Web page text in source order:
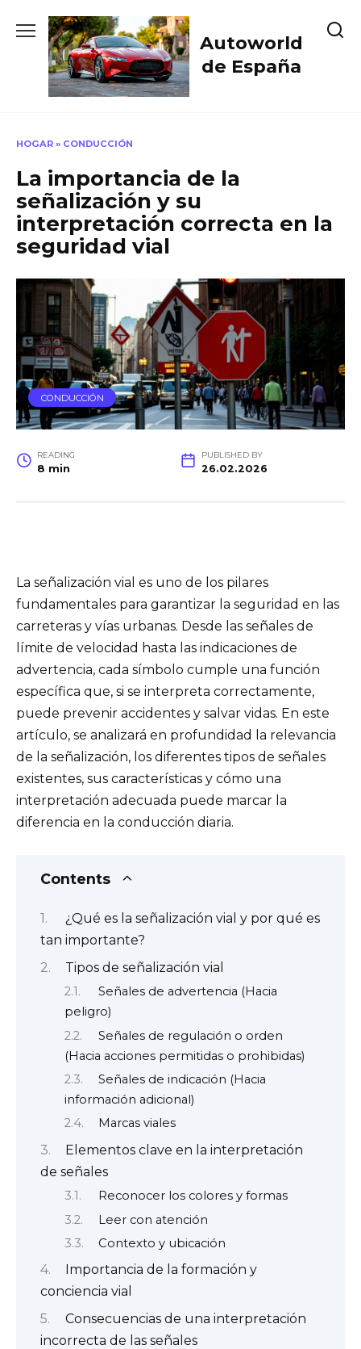
content
Autoworld
de España
HOGAR » CONDUCCIÓN
La importancia de la
señalización y su
interpretación correcta en la
seguridad vial
CONDUCCIÓN
READING
8 min
PUBLISHED BY
26.02.2026
La señalización vial es uno de los pilares
fundamentales para garantizar la seguridad en las
carreteras y vías urbanas. Desde las señales de
límite de velocidad hasta las indicaciones de
advertencia, cada símbolo cumple una función
específica que, si se interpreta correctamente,
puede prevenir accidentes y salvar vidas. En este
artículo, se analizará en profundidad la relevancia
de la señalización, los diferentes tipos de señales
existentes, sus características y cómo una
interpretación adecuada puede marcar la
diferencia en la conducción diaria.
Contents
¿Qué es la señalización vial y por qué es
tan importante?
Tipos de señalización vial
Señales de advertencia (Hacia
peligro)
Señales de regulación o orden
(Hacia acciones permitidas o prohibidas)
Señales de indicación (Hacia
información adicional)
Marcas viales
Elementos clave en la interpretación
de señales
Reconocer los colores y formas
Leer con atención
Contexto y ubicación
Importancia de la formación y
conciencia vial
Consecuencias de una interpretación
incorrecta de las señales